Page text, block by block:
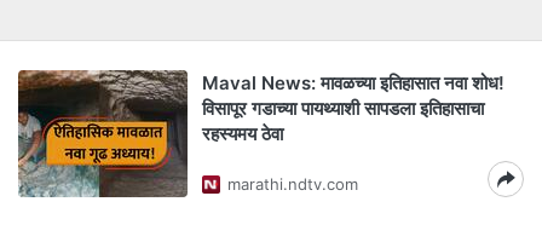
Maval News: मावळच्या इतिहासात नवा शोध!
विसापूर गडाच्या पायथ्याशी सापडला इतिहासाचा
रहस्यमय ठेवा
marathi.ndtv.com